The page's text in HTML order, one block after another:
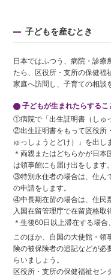
子どもを産むとき
日本ではふつう、病院・診療
たら、区役所・支所の保健福
家庭へ訪問し、子育ての相談
子どもが生まれたらするこ
①病院で「出生証明書（しゅ
②出生証明書をもって区役所
ゅっしょうとどけ）」を出し
＊両親またはどちらかが日
は領事館にも届け出をします。
③特別永住者の場合は、住ん
の申請をします。
④中長期在留の場合は、住民
入国在留管理庁で在留資格取
＊生後60日以上滞在する場合
このほか、自国の大使館・領
険の被保険者の追記などが必
らいましょう。
区役所・支所の保健福祉セン